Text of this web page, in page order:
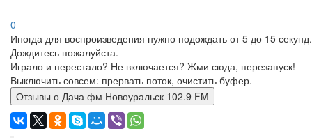
0
Иногда для воспроизведения нужно подождать от 5 до 15 секунд.
Дождитесь пожалуйста.
Играло и перестало? Не включается? Жми сюда, перезапуск!
Выключить совсем: прервать поток, очистить буфер.
Отзывы о Дача фм Новоуральск 102.9 FM